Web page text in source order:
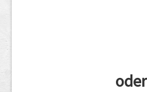
oder